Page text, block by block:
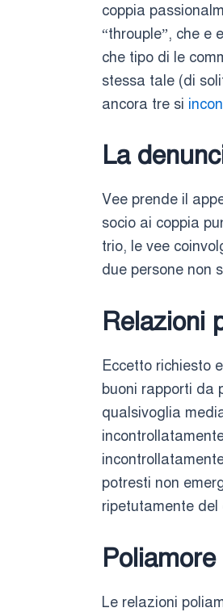
coppia
“throuple”, che e
che tipo di le
stessa tale (di
ancora tre si
La
Vee prende il
socio ai coppia
trio, le vee
due persone non
Relazioni
Eccetto richiesto
buoni rapporti da
qualsivoglia
potresti non
ripetutamente
Le relazioni